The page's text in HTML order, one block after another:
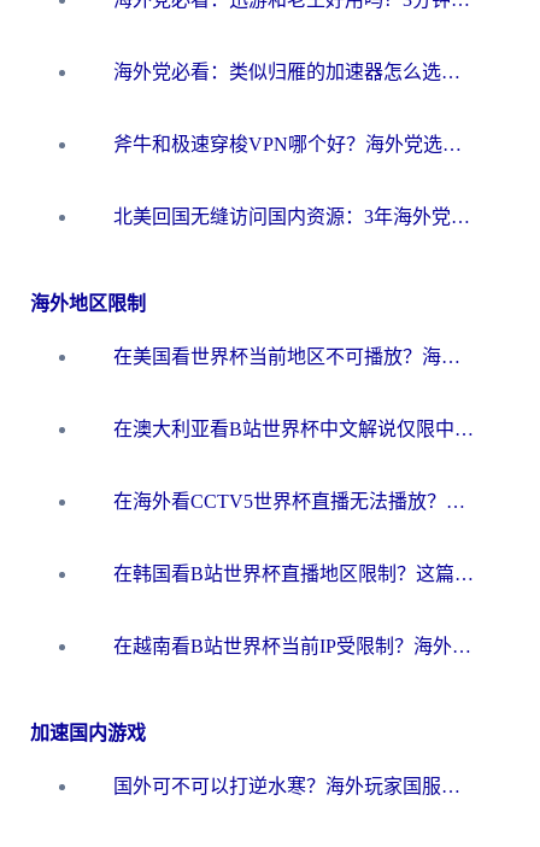
海外党必看：类似归雁的加速器怎么选？一篇搞定无缝访问国内资源
斧牛和极速穿梭VPN哪个好？海外党选回国加速器必看的真实对比与避坑指南
北美回国无缝访问国内资源：3年海外党亲测的加速器选择指南
海外地区限制
在美国看世界杯当前地区不可播放？海外党体育观赛终极指南来了！
在澳大利亚看B站世界杯中文解说仅限中国大陆？这篇指南帮你打破限制看遍赛事
在海外看CCTV5世界杯直播无法播放？这篇指南让你和国内球迷同步呐喊
在韩国看B站世界杯直播地区限制？这篇指南让你告别“当前地区不可播放”
在越南看B站世界杯当前IP受限制？海外党体育观赛终极指南来了
加速国内游戏
国外可不可以打逆水寒？海外玩家国服畅玩终极指南（附漫威荒野乱斗加速方案）